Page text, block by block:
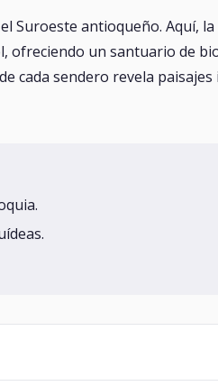
antioqueño. Aquí,
ofreciendo un santuario de
cada sendero revela